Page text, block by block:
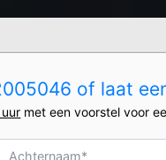
of laat
met een voorstel voor